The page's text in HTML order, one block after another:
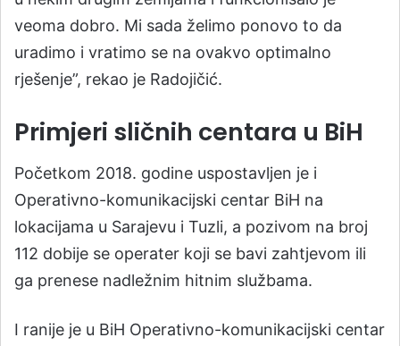
veoma dobro. Mi sada želimo ponovo to da
uradimo i vratimo se na ovakvo optimalno
rješenje”, rekao je Radojičić.
Primjeri sličnih centara u BiH
Početkom 2018. godine uspostavljen je i
Operativno-komunikacijski centar BiH na
lokacijama u Sarajevu i Tuzli, a pozivom na broj
112 dobije se operater koji se bavi zahtjevom ili
ga prenese nadležnim hitnim službama.
I ranije je u BiH Operativno-komunikacijski centar